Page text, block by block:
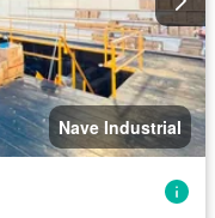
Nave Industrial